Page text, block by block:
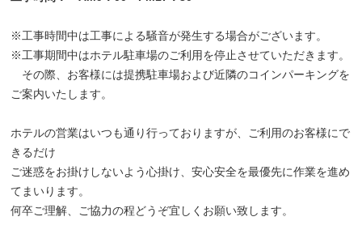
※工事時間中は工事による騒音が発生する場合がございます。
※工事期間中はホテル駐車場のご利用を停止させていただきます。
その際、お客様には提携駐車場および近隣のコインパーキングを
ご案内いたします。
ホテルの営業はいつも通り行っておりますが、ご利用のお客様にで
きるだけ
ご迷惑をお掛けしないよう心掛け、安心安全を最優先に作業を進め
てまいります。
何卒ご理解、ご協力の程どうぞ宜しくお願い致します。